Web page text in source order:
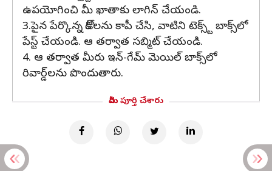
ఉపయోగించి మీ ఖాతాకు లాగిన్ చేయండి.
3.పైన పేర్కొన్న కోడ్‌లను కాపీ చేసి, వాటిని టెక్స్ట్ బాక్స్‌లో
పేస్ట్ చేయండి. ఆ తర్వాత సబ్మిట్ చేయండి.
4. ఆ తర్వాత మీరు ఇన్-గేమ్ మెయిల్ బాక్స్‌లో
రివార్డ్‌లను పొందుతారు.
మీరు పూర్తి చేశారు